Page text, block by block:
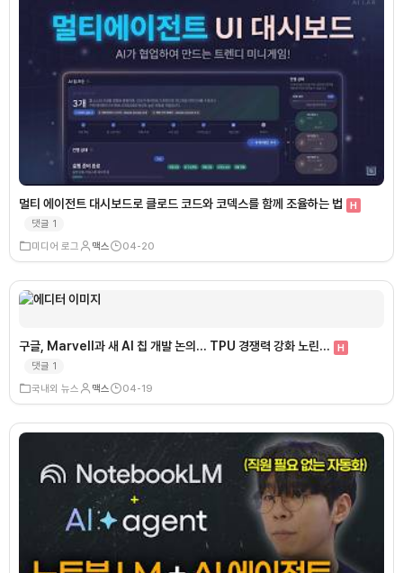
멀티 에이전트 대시보드로 클로드 코드와 코덱스를 함께 조율하는 법 H
댓글 1
미디어 로그
맥스 04-20
구글, Marvell과 새 AI 칩 개발 논의… TPU 경쟁력 강화 노린… H
댓글 1
국내외 뉴스
맥스 04-19